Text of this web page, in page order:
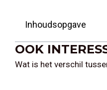
Inhoudsopgave
OOK
Wat is het verschil